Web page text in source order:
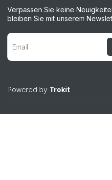
Verpassen Sie keine
bleiben Sie mit unserem
Powered by Trokit